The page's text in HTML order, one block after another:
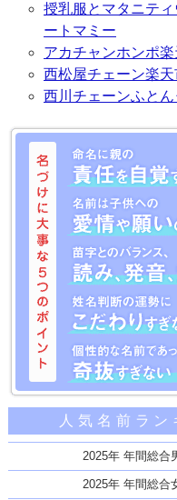
授乳服とマタニテ
ートマミー
アカチャンホンポ
西松屋チェーン楽
西川チェーンふとん
名づけに大事な5つのポ
命名に親の責任を自覚する
名前は子供への愛情や願い
苗字とのバランス、読み
姓名判断の運勢にこだわり
人気名前ラン
2025年 年間総合
2025年 年間総合